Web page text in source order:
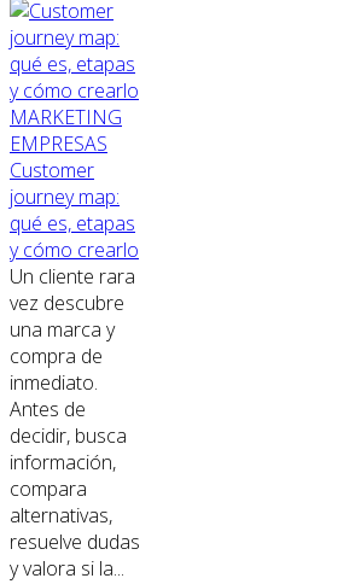
MARKETING
EMPRESAS
Customer
journey map:
qué es, etapas
y cómo crearlo
Un cliente rara
vez descubre
una marca y
compra de
inmediato.
Antes de
decidir, busca
información,
compara
alternativas,
resuelve dudas
y valora si la...